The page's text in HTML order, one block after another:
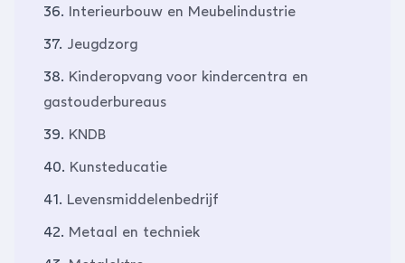
36. Interieurbouw en Meubelindustrie
37. Jeugdzorg
38. Kinderopvang voor kindercentra en
gastouderbureaus
39. KNDB
40. Kunsteducatie
41. Levensmiddelenbedrijf
42. Metaal en techniek